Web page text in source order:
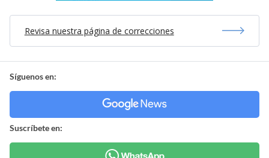
Revisa nuestra página de correcciones
Síguenos en:
Suscríbete en: